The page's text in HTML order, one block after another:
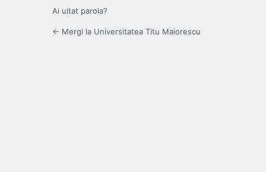
Ai uitat parola?
← Mergi la Universitatea Titu Maiorescu